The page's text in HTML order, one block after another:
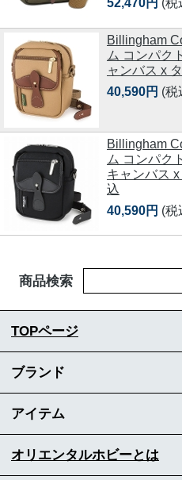
Billingham
ム コンパク
ャンバス x
40,590円 (税
Billingham
ム コンパク
キャンバス
込
40,590円 (税
商品検索
TOPページ
ブランド
アイテム
オリエンタルホビーとは